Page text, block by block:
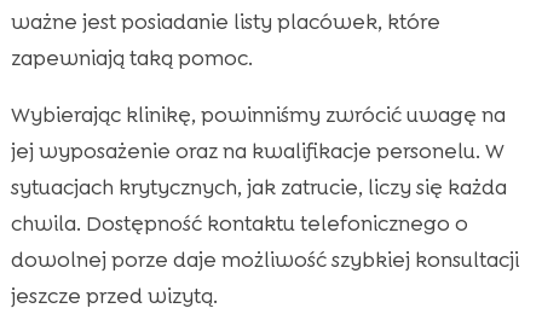
ważne jest posiadanie listy placówek, które
zapewniają taką pomoc.
Wybierając klinikę, powinniśmy zwrócić uwagę na
jej wyposażenie oraz na kwalifikacje personelu. W
sytuacjach krytycznych, jak zatrucie, liczy się każda
chwila. Dostępność kontaktu telefonicznego o
dowolnej porze daje możliwość szybkiej konsultacji
jeszcze przed wizytą.